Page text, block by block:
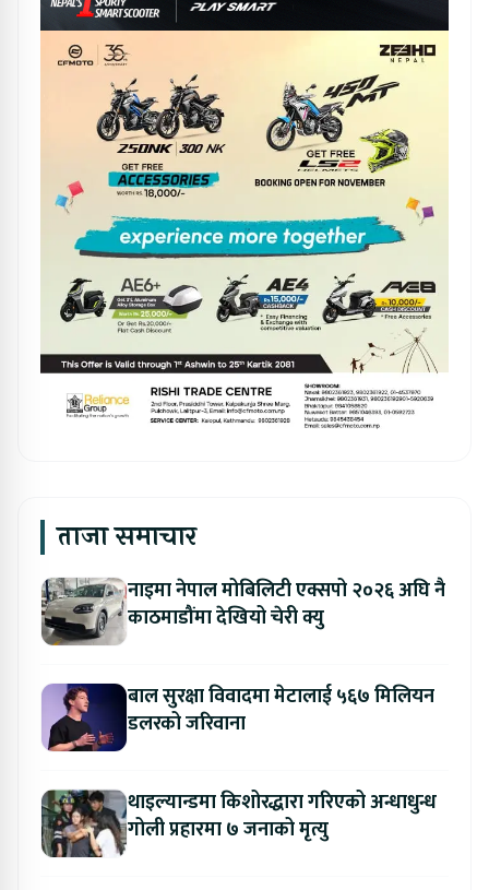
ताजा समाचार
नाइमा नेपाल मोबिलिटी एक्सपो २०२६ अघि नै
काठमाडौंमा देखियो चेरी क्यु
बाल सुरक्षा विवादमा मेटालाई ५६७ मिलियन
डलरको जरिवाना
थाइल्यान्डमा किशोरद्धारा गरिएको अन्धाधुन्ध
गोली प्रहारमा ७ जनाको मृत्यु